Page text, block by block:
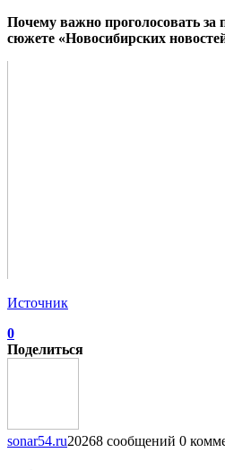
Почему важно проголосовать
сюжете «Новосибирских
Источник
0
Поделиться
sonar54.ru20268 сообщений 0